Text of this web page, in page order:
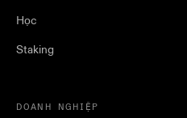
Học
Staking
DOANH NGHIỆP